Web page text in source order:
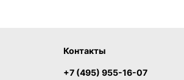
Контакты
+7 (495) 955-16-07